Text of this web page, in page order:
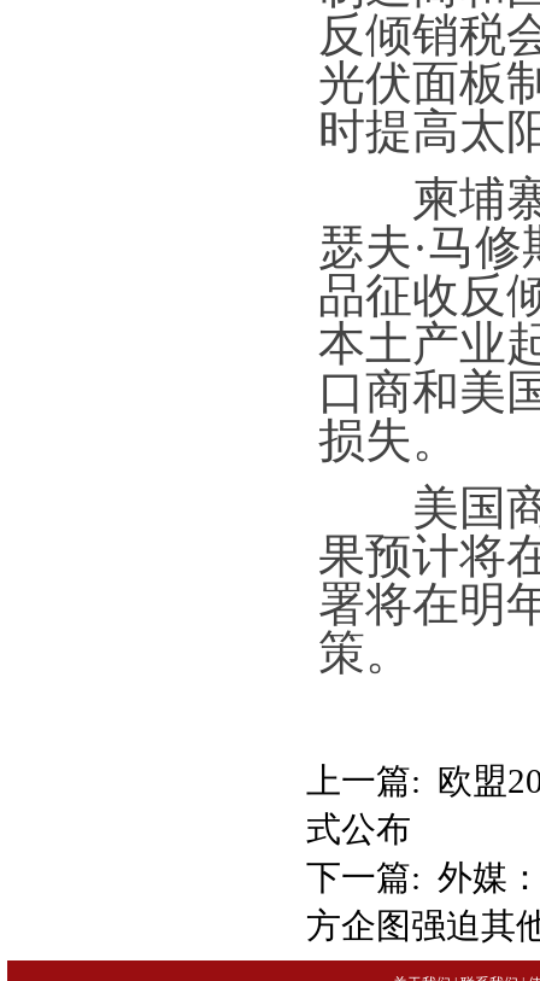
反倾销税
光伏面板
时提高太
柬埔寨
瑟夫·马
品征收反
本土产业
口商和美
损失。
美国商
果预计将
署将在明
策。
上一篇: 欧盟
式公布
下一篇: 外媒
方企图强迫其